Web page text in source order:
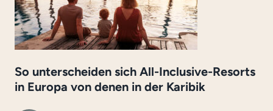
So unterscheiden sich All-Inclusive-Resorts
in Europa von denen in der Karibik